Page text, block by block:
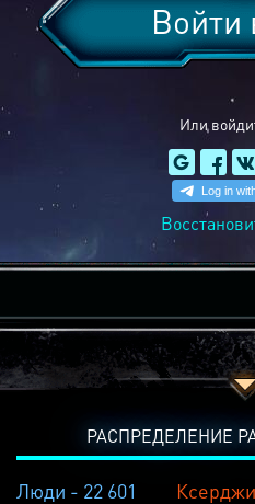
Или
Войти
РАСПРЕДЕЛЕНИЕ
Люди - 22 601